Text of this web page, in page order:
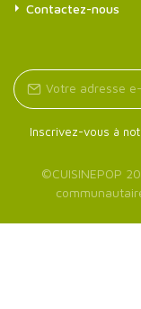
Contactez-nous
Inscrivez-vous à
©CUISINEPOP